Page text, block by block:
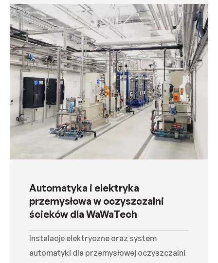
Automatyka i elektryka
przemysłowa w oczyszczalni
ścieków dla WaWaTech
Instalacje elektryczne oraz system
automatyki dla przemysłowej oczyszczalni